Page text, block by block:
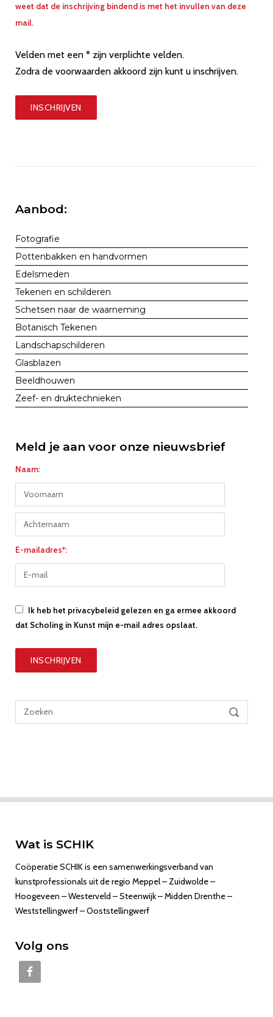
weet dat de inschrijving bindend is met het invullen van deze
mail.
Velden met een * zijn verplichte velden.
Zodra de voorwaarden akkoord zijn kunt u inschrijven.
Aanbod:
Fotografie
Pottenbakken en handvormen
Edelsmeden
Tekenen en schilderen
Schetsen naar de waarneming
Botanisch Tekenen
Landschapschilderen
Glasblazen
Beeldhouwen
Zeef- en druktechnieken
Meld je aan voor onze nieuwsbrief
Naam:
E-mailadres*:
Ik heb het privacybeleid gelezen en ga ermee akkoord
dat Scholing in Kunst mijn e-mail adres opslaat.
ZOEKEN
Wat is SCHIK
Coöperatie SCHIK is een samenwerkingsverband van
kunstprofessionals uit de regio Meppel – Zuidwolde –
Hoogeveen – Westerveld – Steenwijk – Midden Drenthe –
Weststellingwerf – Ooststellingwerf
Volg ons